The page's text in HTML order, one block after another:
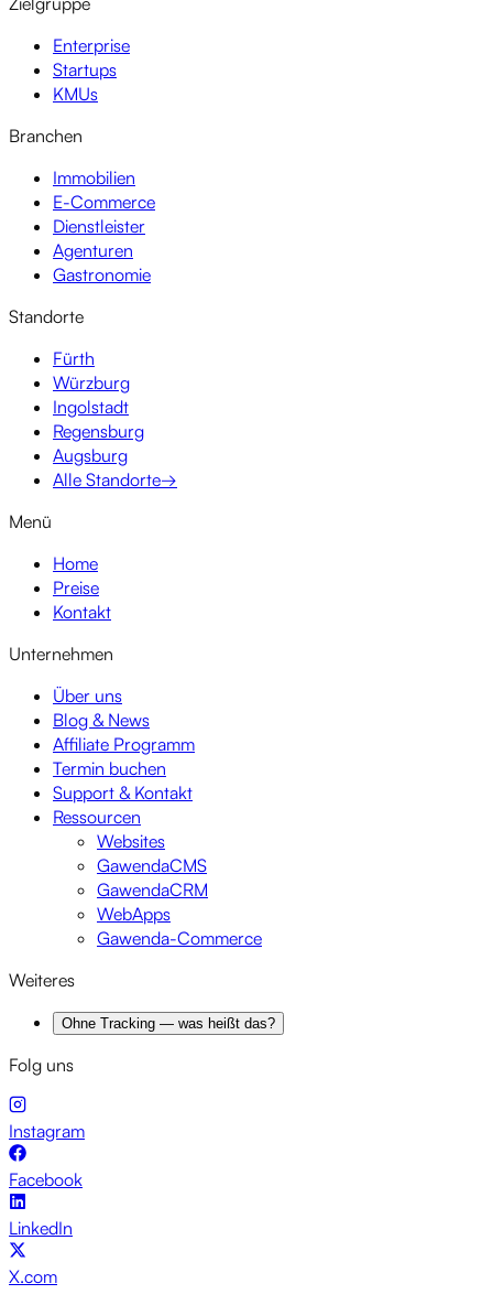
Enterprise
Startups
KMUs
Branchen
Immobilien
E-Commerce
Dienstleister
Agenturen
Gastronomie
Standorte
Fürth
Würzburg
Ingolstadt
Regensburg
Augsburg
Alle Standorte→
Menü
Home
Preise
Kontakt
Unternehmen
Über uns
Blog & News
Affiliate Programm
Termin buchen
Support & Kontakt
Ressourcen
Websites
GawendaCMS
GawendaCRM
WebApps
Gawenda-Commerce
Weiteres
Ohne Tracking — was heißt das?
Folg uns
Instagram
Facebook
LinkedIn
X.com